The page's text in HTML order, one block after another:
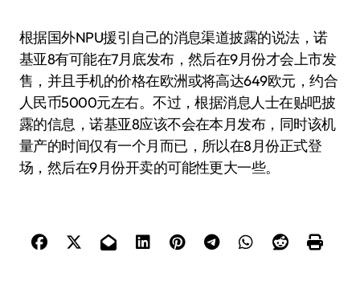
根据国外NPU援引自己的消息渠道披露的说法，诺
基亚8有可能在7月底发布，然后在9月份才会上市发
售，并且手机的价格在欧洲或将高达649欧元，约合
人民币5000元左右。不过，根据消息人士在贴吧披
露的信息，诺基亚8应该不会在本月发布，同时该机
量产的时间仅有一个月而已，所以在8月份正式登
场，然后在9月份开卖的可能性更大一些。